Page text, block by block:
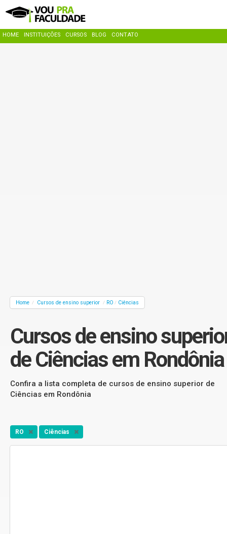
HOME INSTITUIÇÕES CURSOS BLOG CONTATO
Home / Cursos de ensino superior / RO / Ciências
Cursos de ensino
de Ciências em Rondônia
Confira a lista completa de cursos de ensino superior de
Ciências em Rondônia
RO Ciências